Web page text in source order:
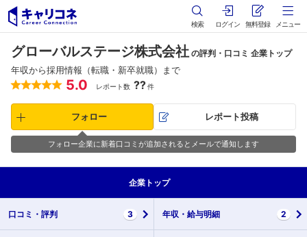
検索 ログイン 無料登録 メニュー
グローバルステージ株式会社 の評判・口コミ 企業トップ
年収から採用情報（転職・新卒就職）まで
5.0 レポート数 ??件
フォロー レポート投稿
フォロー企業に新着口コミが追加されるとメールで通知します
企業 トップ
口コミ・ 評判 3 年収・ 給与明細 2